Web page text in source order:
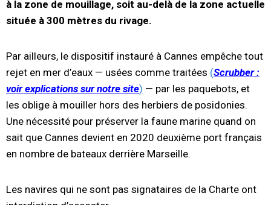
à la zone de mouillage, soit au-delà de la zone actuelle
située à 300 mètres du rivage.
Par ailleurs, le dispositif instauré à Cannes empêche tout
rejet en mer d’eaux — usées comme traitées (Scrubber :
voir explications sur notre site) — par les paquebots, et
les oblige à mouiller hors des herbiers de posidonies.
Une nécessité pour préserver la faune marine quand on
sait que Cannes devient en 2020 deuxième port français
en nombre de bateaux derrière Marseille.
Les navires qui ne sont pas signataires de la Charte ont